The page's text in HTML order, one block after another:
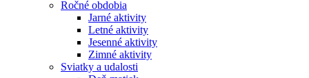
Ročné obdobia
Jarné aktivity
Letné aktivity
Jesenné aktivity
Zimné aktivity
Sviatky a udalosti